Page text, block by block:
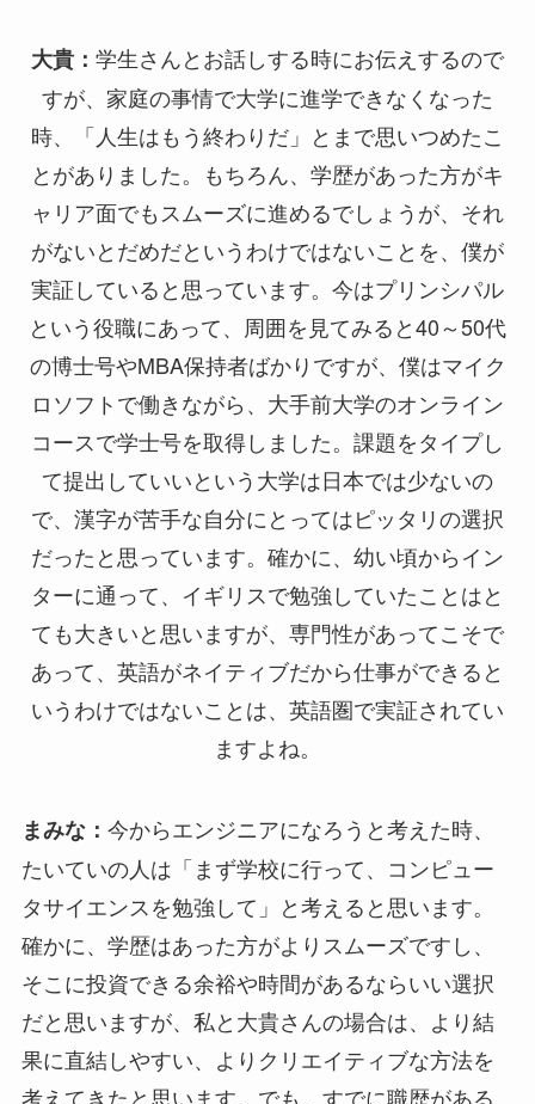
大貴： 学生さんとお話しする時にお伝えするので
すが、家庭の事情で大学に進学できなくなった
時、「人生はもう終わりだ」とまで思いつめたこ
とがありました。もちろん、学歴があった方がキ
ャリア面でもスムーズに進めるでしょうが、それ
がないとだめだというわけではないことを、僕が
実証していると思っています。今はプリンシパル
という役職にあって、周囲を見てみると40～50代
の博士号やMBA保持者ばかりですが、僕はマイク
ロソフトで働きながら、大手前大学のオンライン
コースで学士号を取得しました。課題をタイプし
て提出していいという大学は日本では少ないの
で、漢字が苦手な自分にとってはピッタリの選択
だったと思っています。確かに、幼い頃からイン
ターに通って、イギリスで勉強していたことはと
ても大きいと思いますが、専門性があってこそで
あって、英語がネイティブだから仕事ができると
いうわけではないことは、英語圏で実証されてい
ますよね。
まみな： 今からエンジニアになろうと考えた時、
たいていの人は「まず学校に行って、コンピュー
タサイエンスを勉強して」と考えると思います。
確かに、学歴はあった方がよりスムーズですし、
そこに投資できる余裕や時間があるならいい選択
だと思いますが、私と大貴さんの場合は、より結
果に直結しやすい、よりクリエイティブな方法を
考えてきたと思います。でも、すでに職歴がある